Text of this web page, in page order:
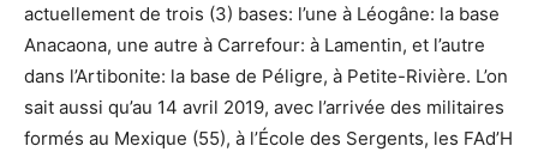
actuellement de trois (3) bases: l’une à Léogâne: la base
Anacaona, une autre à Carrefour: à Lamentin, et l’autre
dans l’Artibonite: la base de Péligre, à Petite-Rivière. L’on
sait aussi qu’au 14 avril 2019, avec l’arrivée des militaires
formés au Mexique (55), à l’École des Sergents, les FAd’H